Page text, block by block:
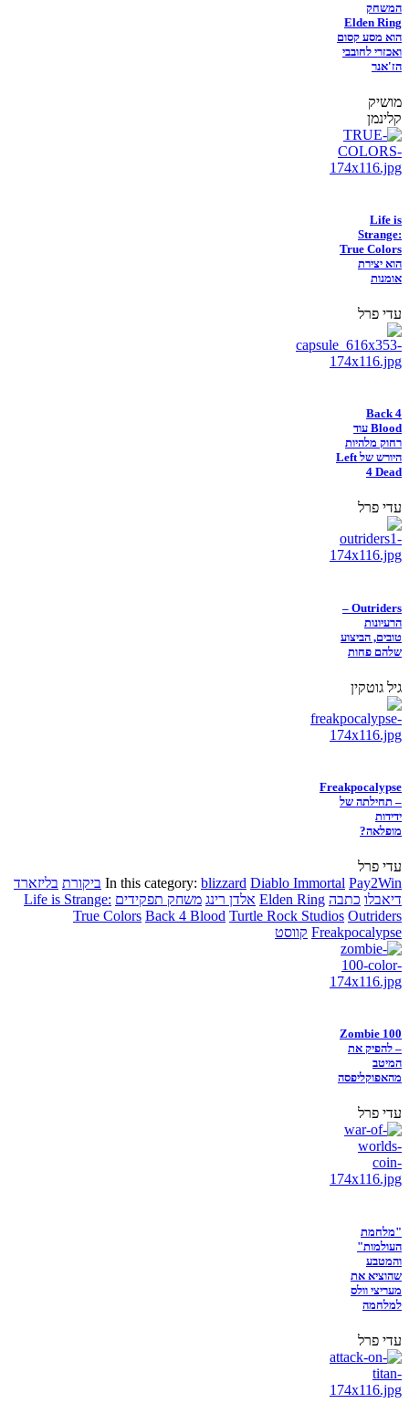
המשחק
Elden Ring
הוא מסע קסום
ואכזרי לחובבי
הז'אנר
מושיק
קלינמן
Life is
Strange:
True Colors
הוא יצירת
אומנות
עדי פרל
Back 4
Blood עוד
רחוק מלהיות
היורש של Left
4 Dead
עדי פרל
Outriders –
הרעיונות
טובים, הביצוע
שלהם פחות
גיל גוטקין
Freakpocalypse
– תחילתה של
ידידות
מופלאה?
עדי פרל
In this category: blizzard Diablo Immortal Pay2Win ביקורת בליזארד
דיאבלו כתבה Elden Ring אלדן רינג משחק תפקידים Life is Strange:
True Colors Back 4 Blood Turtle Rock Studios Outriders
Freakpocalypse קווסט
Zombie 100
– להפיק את
המיטב
מהאפוקליפסה
עדי פרל
"מלחמת
העולמות"
והמטבע
שהוציא את
מעריצי וולס
למלחמה
עדי פרל